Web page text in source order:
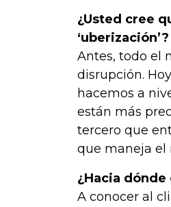
¿Usted cree
‘uberización’?
Antes, todo el
disrupción.
hacemos a
están más
tercero que
que maneja el
¿Hacia
A conocer al